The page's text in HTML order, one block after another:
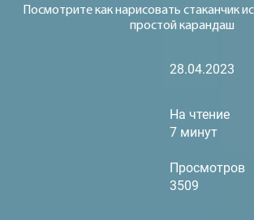
Посмотрите как нарисовать стаканчик
простой карандаш
28.04.2023
На чтение
7 минут
Просмотров
3509